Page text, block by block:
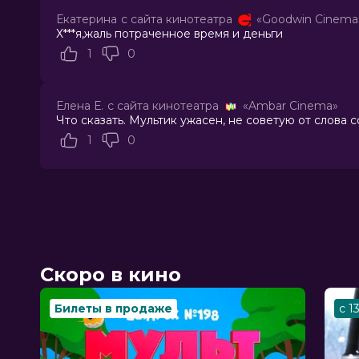
Актеры
Сергей Маковецкий, Дмитрий
Анатолий Петров, Михаил Черняк,
Продюсеры
Длительность
1 ч 5 мин
В прокате
с 12 июня до 2 июля
Меморандум
Екатерина с сайта кинотеатра «Goodwin
Х***я,жаль потраченное время и деньги
1
0
Елена Е. с сайта кинотеатра «Ambar Cinema»
Что сказать. Мультик ужасен, не советую от слова
1
0
Скоро в кино
Билеты в продаже с